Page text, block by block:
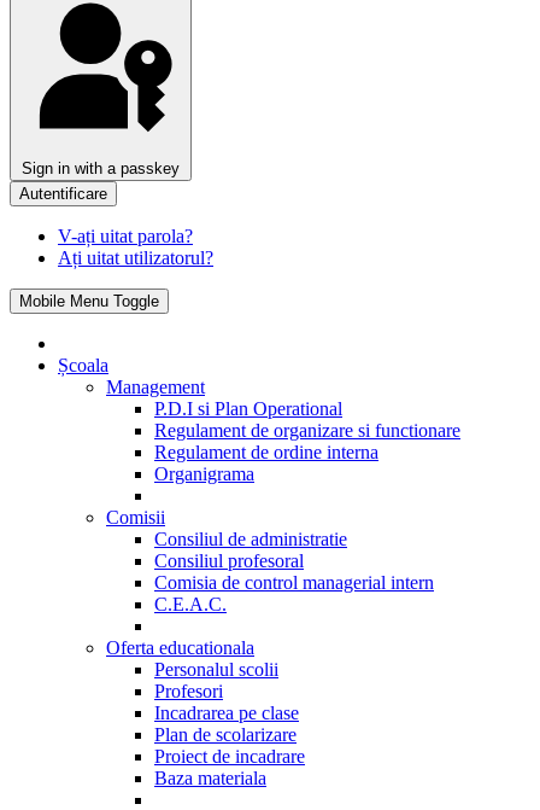
Sign in with a passkey
Autentificare
V-ați uitat parola?
Ați uitat utilizatorul?
Mobile Menu Toggle
Școala
Management
P.D.I si Plan Operational
Regulament de organizare si functionare
Regulament de ordine interna
Organigrama
Comisii
Consiliul de administratie
Consiliul profesoral
Comisia de control managerial intern
C.E.A.C.
Oferta educationala
Personalul scolii
Profesori
Incadrarea pe clase
Plan de scolarizare
Proiect de incadrare
Baza materiala